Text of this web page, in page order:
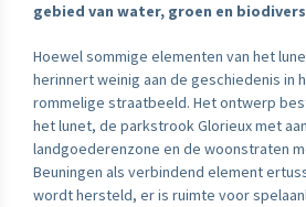
gebied van water, groen en
Hoewel sommige elementen van het
herinnert weinig aan de geschiedenis in
rommelige straatbeeld. Het ontwerp
het lunet, de parkstrook Glorieux met
landgoederenzone en de woonstraten
Beuningen als verbindend element
wordt hersteld, er is ruimte voor